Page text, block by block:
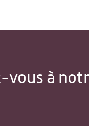
vous à